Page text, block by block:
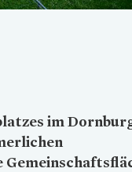
im